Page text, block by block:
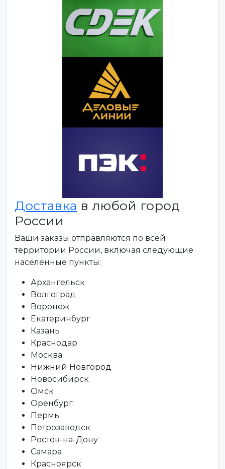
Доставка в любой город
России
Ваши заказы отправляются по всей
территории России, включая следующие
населенные пункты:
Архангельск
Волгоград
Воронеж
Екатеринбург
Казань
Краснодар
Москва
Нижний Новгород
Новосибирск
Омск
Оренбург
Пермь
Петрозаводск
Ростов-на-Дону
Самара
Красноярск